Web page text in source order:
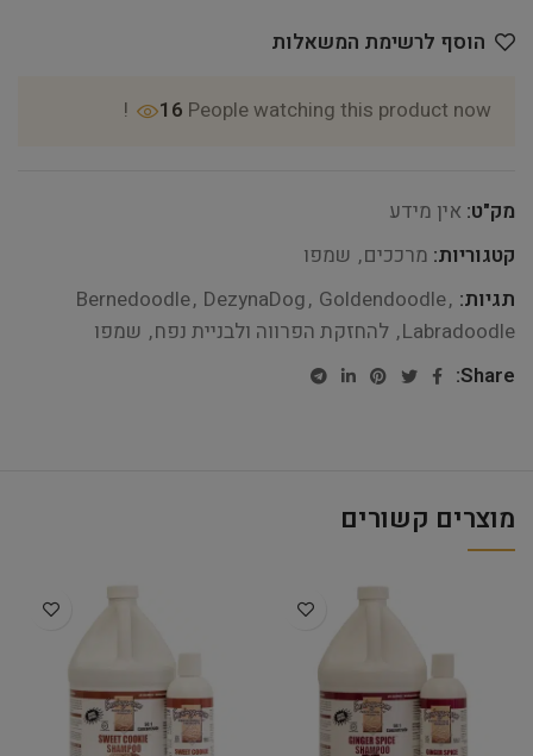
הוסף לרשימת המשאלות
16 People watching this product now!
מק"ט: אין מידע
קטגוריות: מרככים, שמפו
תגיות:
Bernedoodle, DezynaDog, Goldendoodle,
Labradoodle
, להחזקת הפרווה ולבניית נפח, שמפו
Share:
מוצרים קשורים